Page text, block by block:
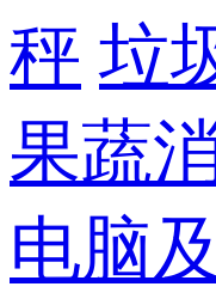
秤 垃
果蔬
电脑